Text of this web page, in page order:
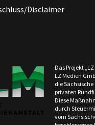
Disclaimer
Das Projekt
LZ Medien
die
privaten
Diese
durch
vom